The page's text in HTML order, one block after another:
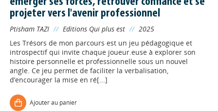
projeter vers l'avenir professionnel
Ptisham TAZI // Editions Qui plus est // 2025
Les Trésors de mon parcours est un jeu pédagogique et
introspectif qui invite chaque joueur.euse à explorer son
histoire personnelle et professionnelle sous un nouvel
angle. Ce jeu permet de faciliter la verbalisation,
d’encourager la mise en ré[...]
Ajouter au panier